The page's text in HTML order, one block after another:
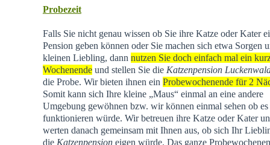
Probezeit
Falls Sie nicht genau wissen ob Sie ihre Katze oder Kater
Pension geben können oder Sie machen sich etwa Sorgen
kleinen Liebling, dann nutzen Sie doch einfach mal ein
Wochenendeund stellen Sie die Katzenpension
die Probe. Wir bieten ihnen ein Probewochenende für 2
Somit kann sich Ihre kleine „Maus“ einmal an eine andere
Umgebung gewöhnen bzw. wir können einmal sehen ob es
funktionieren würde. Wir betreuen ihre Katze oder Kater
werten danach gemeinsam mit Ihnen aus, ob sich Ihr
die Katzenpensioneigen würde. Das ganze